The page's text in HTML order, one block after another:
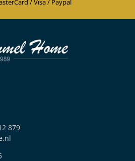
/ Visa / Paypal
879